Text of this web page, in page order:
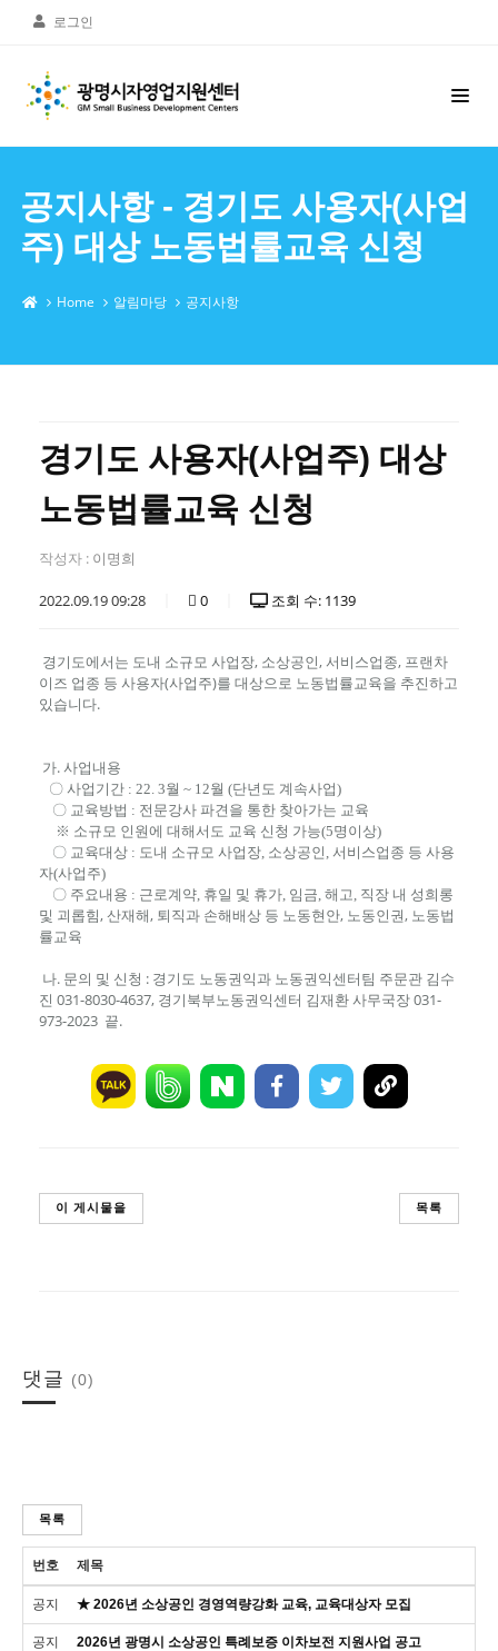
로그인
공지사항 - 경기도 사용자(사업
주) 대상 노동법률교육 신청
Home 알림마당 공지사항
경기도 사용자(사업주) 대상
노동법률교육 신청
작성자 : 이명희
2022.09.19 09:28 0 조회 수: 1139
경기도에서는 도내 소규모 사업장, 소상공인, 서비스업종, 프랜차
이즈 업종 등 사용자(사업주)를 대상으로 노동법률교육을 추진하고
있습니다.
가. 사업내용
〇 사업기간 : 22. 3월 ~ 12월 (단년도 계속사업)
〇 교육방법 : 전문강사 파견을 통한 찾아가는 교육
※ 소규모 인원에 대해서도 교육 신청 가능(5명이상)
〇 교육대상 : 도내 소규모 사업장, 소상공인, 서비스업종 등 사용
자(사업주)
〇 주요내용 : 근로계약, 휴일 및 휴가, 임금, 해고, 직장 내 성희롱
및 괴롭힘, 산재해, 퇴직과 손해배상 등 노동현안, 노동인권, 노동법
률교육
나. 문의 및 신청 : 경기도 노동권익과 노동권익센터팀 주문관 김수
진 031-8030-4637, 경기북부노동권익센터 김재환 사무국장 031-
973-2023 끝.
이 게시물을 목록
댓글 (0)
목록
번호 제목
공지 ★ 2026년 소상공인 경영역량강화 교육, 교육대상자 모집
공지 2026년 광명시 소상공인 특례보증 이차보전 지원사업 공고